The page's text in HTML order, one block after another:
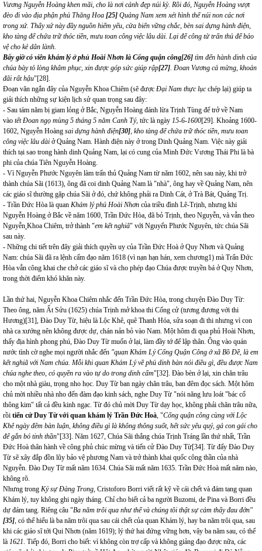
Vương Nguyễn Hoàng khen mãi, cho là nơi cảnh đẹp núi kỳ. Rồi đó, Nguyễn Hoàng vượt
đèo đi vào địa phận phủ Thăng Hoa [25] Quảng Nam xem xét hình thế núi non các nơi
trong xứ. Thấy xứ này đầy nguồn hiểm yếu, cửa biển vững chắc, bèn sai dựng hành điện,
kho tàng để chứa trữ thóc tiền, mưu toan công việc lâu dài. Lại để công tử trấn thủ để bảo
vệ cho kẻ dân lành.
Bấy giờ có viên khám lý ở phủ Hoài Nhơn là Cống quận công[26] tìm đến hành dinh của
chúa bày tỏ lòng khâm phục, xin được góp sức giúp rập[27]. Đoan Vương cả mừng, khoản
đãi rất hậu"[28].
Đoạn văn ngắn đây của Nguyễn Khoa Chiêm (sẽ được Đại Nam thực lụcchép lại) giúp ta
giải thích những sự kiện lịch sử quan trọng sau đây:
- Sau tám năm bị giam lỏng ở Bắc, Nguyễn Hoàng đánh lừa Trịnh Tùng để trở về Nam
vào tết Đoan ngọ mùng 5 tháng 5 năm Canh Tý, tức là ngày 15-6-1600[29]. Khoảng 1600-
1602, Nguyễn Hoàng sai dựng hành điện[30], kho tàng để chứa trữ thóc tiền, mưu toan
công việc lâu dài ở Quảng Nam. Hành điện này ở trong Dinh Quảng Nam. Việc này giải
thích tại sao trong hành dinh Quảng Nam, lại có cung của Minh Đức Vương Thái Phi là bà
phi của chúa Tiên Nguyễn Hoàng.
- Vì Nguyễn Phước Nguyên làm trấn thủ Quảng Nam từ năm 1602, nên sau này, khi trở
thành chúa Sãi (1613), ông đã coi dinh Quảng Nam là "nhà", ông hay về Quảng Nam, nên
các giáo sĩ thường gặp chúa Sãi ở đó, chứ không phải ra Dinh Cát, ở Trà Bát, Quảng Trị.
- Trần Đức Hòa là quan Khám lý phủ Hoài Nhơn của triều đình Lê-Trịnh, nhưng khi
Nguyễn Hoàng ở Bắc về năm 1600, Trần Đức Hòa, đã bỏ Trịnh, theo Nguyễn, và vẫn theo
Nguyễn Khoa Chiêm, trở thành "em kết nghiã" với Nguyển Phước Nguyên, tức chúa Sãi
sau này.
- Những chi tiết trên đây giải thích quyền uy của Trần Đức Hoà ở Quy Nhơn và Quảng
Nam: chúa Sãi đã ra lệnh cấm đạo năm 1618 (vì nạn hạn hán, xem chương1) mà Trẩn Đức
Hòa vẫn công khai che chở các giáo sĩ và cho phép đạo Chúa được truyền bá ở Quy Nhơn,
trong thời điểm khó khăn này.
Lần thứ hai, Nguyễn Khoa Chiêm nhắc đến Trần Đức Hòa, trong chuyện Đào Duy Từ:
Theo ông, năm Ất Sửu (1625) chúa Trịnh mở khoa thi Cống cử (tương đương với thi
Hương)[31], Đào Duy Từ, hiệu là Lộc Khê, quê Thanh Hóa, sửa soạn đi thi nhưng vì con
nhà ca xướng nên không được dự, chán nản bỏ vào Nam. Một hôm đi qua phủ Hoài Nhơn,
thấy địa hình phong phú, Đào Duy Từ muốn ở lại, làm đầy tớ để lập thân. Ông vào quán
nước tình cờ nghe mọi người nhắc đến "quan Khám Lý Cống Quận Công ở xã Bồ Đề, là em
kết nghiã với Nam chúa. Mỗi khi quan Khám Lý về phủ dinh bàn nói điều gì, đều được Nam
chúa nghe theo, có quyền ra vào tự do trong dinh cấm"[32]. Đào bèn ở lại, xin chăn trâu
cho một nhà giàu, trọng nho học. Duy Từ ban ngày chăn trâu, ban đêm đọc sách. Một hôm
chủ mời nhiều nhà nho đến đàm đạo kinh sách, nghe Duy Từ "nói năng lưu loát "bác cổ
thông kim" tất cả đều kinh ngạc. Từ đó chủ mời Duy Từ dạy học, không phải chăn trâu nữa,
rồi tiến cử Duy Từ với quan khám lý Trần Đức Hoà, "Cống quận công cùng với Lộc
Khê ngày đêm bàn luận, không điều gì là không thông suốt, hết sức yêu quý, gả con gái cho
để gắn bó tinh thần"[33]. Năm 1627, Chúa Sãi thắng chúa Trịnh Tráng lần thứ nhất, Trần
Đức Hoà thân hành về công phủ chúc mừng và tiến cử Đào Duy Từ[34]. Từ đấy Đào Duy
Từ sẽ xây đắp đồn lũy bảo vệ phương Nam và trở thành khai quốc công thần của nhà
Nguyễn. Đào Duy Từ mất năm 1634. Chúa Sãi mất năm 1635. Trần Đức Hoà mất năm nào,
không rõ.
Nhưng trong Ký sự Đàng Trong, Cristoforo Borri viết rất kỹ về cái chết và đám tang quan
Khám lý, tuy không ghi ngày tháng. Chỉ cho biết cả ba người Buzomi, de Pina và Borri đều
dự đám tang. Riêng câu "Ba năm trôi qua như thế và chúng tôi thật sự cảm thấy đau đớn"
[35], có thể hiểu là ba năm trôi qua sau cái chết của quan Khám lý, hay ba năm trôi qua, sau
khi các giáo sĩ tới Qui Nhơn (năm 1619); lý thứ hai đứng vững hơn, vậy ba năm sau, có thể
là 1621. Tiếp đó, Borri cho biết: vì không còn trợ cấp và không giảng đạo được nữa, các